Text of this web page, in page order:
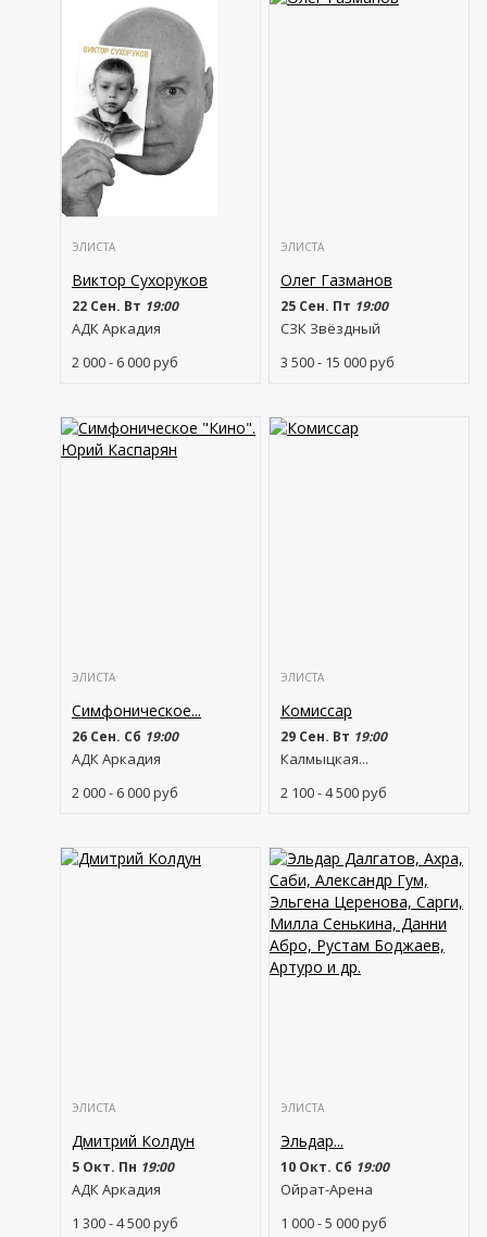
ЭЛИСТА
Виктор Сухоруков
22 Сен. Вт 19:00
АДК Аркадия
2 000 - 6 000руб
ЭЛИСТА
Олег Газманов
25 Сен. Пт 19:00
СЗК Звёздный
3 500 - 15 000руб
ЭЛИСТА
Симфоническое...
26 Сен. Сб 19:00
АДК Аркадия
2 000 - 6 000руб
ЭЛИСТА
Комиссар
29 Сен. Вт 19:00
Калмыцкая...
2 100 - 4 500руб
ЭЛИСТА
Дмитрий Колдун
5 Окт. Пн 19:00
АДК Аркадия
1 300 - 4 500руб
ЭЛИСТА
Эльдар...
10 Окт. Сб 19:00
Ойрат-Арена
1 000 - 5 000руб